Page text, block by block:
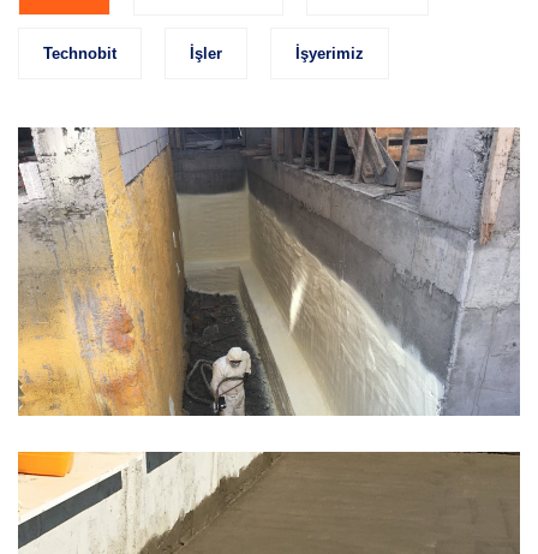
Technobit İşler İşyerimiz